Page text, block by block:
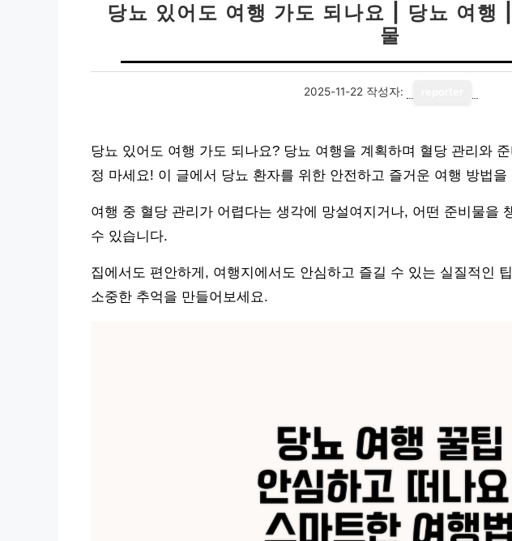
당뇨 있어도 여행 가도 되나요 | 당뇨 여행
물
2025-11-22 작성자:
당뇨 있어도 여행 가도 되나요? 당뇨 여행을 계획하며 혈당 관리와
정 마세요! 이 글에서 당뇨 환자를 위한 안전하고 즐거운 여행 방법을
여행 중 혈당 관리가 어렵다는 생각에 망설여지거나, 어떤 준비물을
수 있습니다.
집에서도 편안하게, 여행지에서도 안심하고 즐길 수 있는 실질적인
소중한 추억을 만들어보세요.